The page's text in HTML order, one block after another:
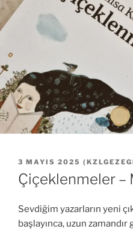
YAYIM
TARIHI
3 MAYIS 2025 (
Çiçeklenmeler –
Sevdiğim yazarların yeni
başlayınca, uzun